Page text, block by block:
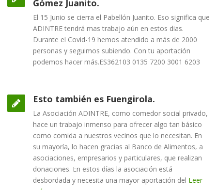
Gómez Juanito.
El 15 Junio se cierra el Pabellón Juanito. Eso significa que
ADINTRE tendrá mas trabajo aún en estos dias.
Durante el Covid-19 hemos atendido a más de 2000
personas y seguimos subiendo. Con tu aportación
podemos hacer más.ES362103 0135 7200 3001 6203
Esto también es Fuengirola.
La Asociación ADINTRE, como comedor social privado,
hace un trabajo inmenso para ofrecer algo tan básico
como comida a nuestros vecinos que lo necesitan. En
su mayoría, lo hacen gracias al Banco de Alimentos, a
asociaciones, empresarios y particulares, que realizan
donaciones. En estos días la asociación está
desbordada y necesita una mayor aportación del Leer